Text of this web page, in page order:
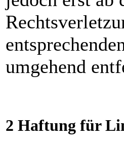
umgehend
2 Haftung für